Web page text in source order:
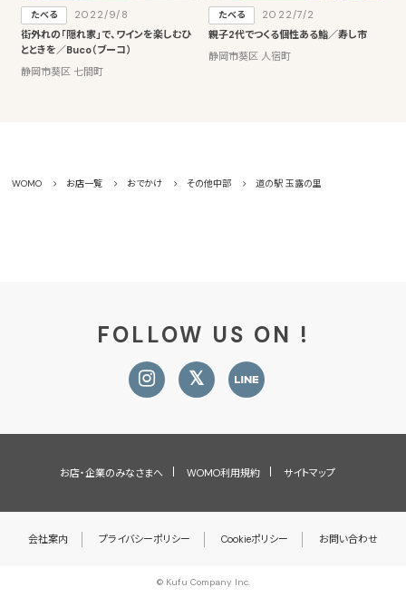
たべる
2022/9/8
街外れの「隠れ家」で、ワインを楽しむひ
とときを／Buco（ブーコ）
静岡市葵区 七間町
たべる
2022/7/2
親子2代でつくる個性ある鮨／寿し市
静岡市葵区 人宿町
WOMO お店一覧 おでかけ その他中部 道の駅 玉露の里
FOLLOW US ON !
お店・企業のみなさまへ WOMO利用規約 サイトマップ
会社案内 プライバシーポリシー Cookieポリシー お問い合わせ
© Kufu Company Inc.